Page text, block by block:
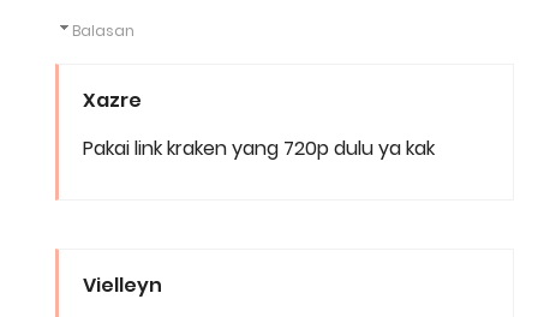
Balasan
Xazre
Pakai link kraken yang 720p dulu ya kak
Vielleyn